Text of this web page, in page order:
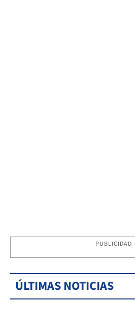
PUBLICIDAD
ÚLTIMAS NOTICIAS